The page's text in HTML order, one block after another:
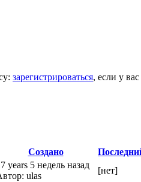
зарегистрироваться, если у
Создано
years 5 недель назад
ulas
[нет]